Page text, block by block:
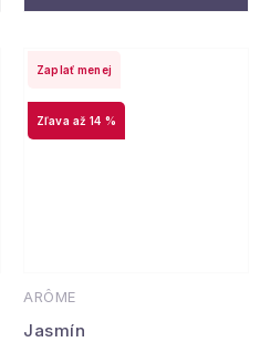
ARÔME
Jasmín
až 14 %
Zaplať menej